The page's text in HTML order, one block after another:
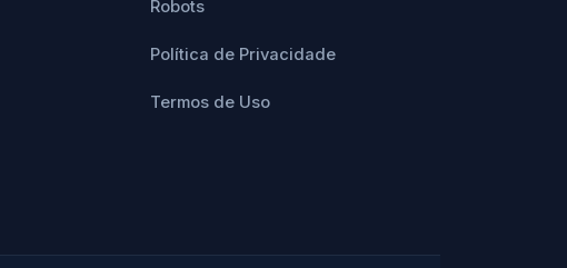
Robots
Política de Privacidade
Termos de Uso